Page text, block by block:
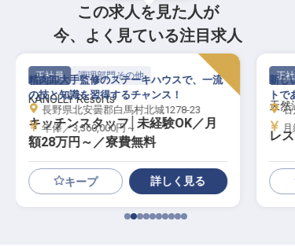
この求人を見た人が
今、よく見ている注目求人
正社員 調理部門その他
KANOLLY Resorts
キッチンスタッフ│未経験OK／月
額28万円～／寮費無料
精肉卸大手監修のステーキハウスで、一流
の技と知識を習得するチャンス！
長野県北安曇郡白馬村北城1278-23
年俸／3,360,000円～
キープ 詳しく見る
正社
天然
レ
新し
トで
石